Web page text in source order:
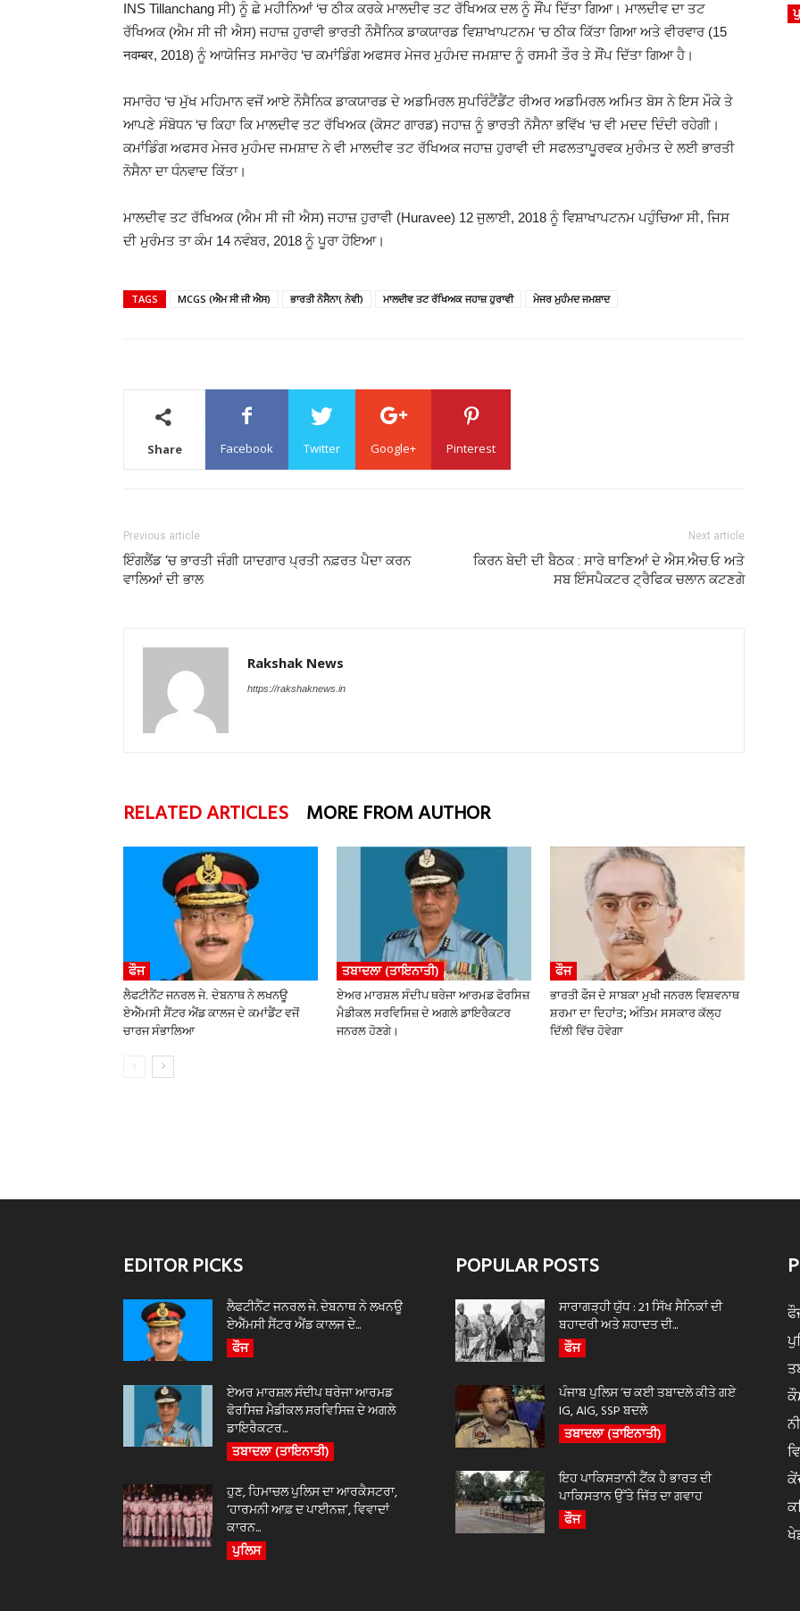
INS Tillanchang ਸੀ) ਨੂੰ ਛੇ ਮਹੀਨਿਆਂ ‘ਚ ਠੀਕ ਕਰਕੇ ਮਾਲਦੀਵ ਤਟ ਰੱਖਿਅਕ ਦਲ ਨੂੰ ਸੌਂਪ ਦਿੱਤਾ ਗਿਆ। ਮਾਲਦੀਵ ਦਾ ਤਟ
ਰੱਖਿਅਕ (ਐਮ ਸੀ ਜੀ ਐਸ) ਜਹਾਜ਼ ਹੁਰਾਵੀ ਭਾਰਤੀ ਨੌਸੈਨਿਕ ਡਾਕਯਾਰਡ ਵਿਸ਼ਾਖਾਪਟਨਮ ‘ਚ ਠੀਕ ਕਿੱਤਾ ਗਿਆ ਅਤੇ ਵੀਰਵਾਰ (15
नवम्बर, 2018) ਨੂੰ ਆਯੋਜਿਤ ਸਮਾਰੋਹ ‘ਚ ਕਮਾਂਡਿੰਗ ਅਫਸਰ ਮੇਜਰ ਮੁਹੰਮਦ ਜਮਸ਼ਾਦ ਨੂੰ ਰਸਮੀ ਤੌਰ ਤੇ ਸੌਂਪ ਦਿੱਤਾ ਗਿਆ ਹੈ।
ਸਮਾਰੋਹ ‘ਚ ਮੁੱਖ ਮਹਿਮਾਨ ਵਜੋਂ ਆਏ ਨੌਸੈਨਿਕ ਡਾਕਯਾਰਡ ਦੇ ਅਡਮਿਰਲ ਸੁਪਰਿੰਟੈਂਡੈਂਟ ਰੀਅਰ ਅਡਮਿਰਲ ਅਮਿਤ ਬੋਸ ਨੇ ਇਸ ਮੌਕੇ ਤੇ
ਆਪਣੇ ਸੰਬੋਧਨ ‘ਚ ਕਿਹਾ ਕਿ ਮਾਲਦੀਵ ਤਟ ਰੱਖਿਅਕ (ਕੋਸਟ ਗਾਰਡ) ਜਹਾਜ਼ ਨੂੰ ਭਾਰਤੀ ਨੋਸੈਨਾ ਭਵਿੱਖ ‘ਚ ਵੀ ਮਦਦ ਦਿੰਦੀ ਰਹੇਗੀ।
ਕਮਾਂਡਿੰਗ ਅਫਸਰ ਮੇਜਰ ਮੁਹੰਮਦ ਜਮਸ਼ਾਦ ਨੇ ਵੀ ਮਾਲਦੀਵ ਤਟ ਰੱਖਿਅਕ ਜਹਾਜ਼ ਹੁਰਾਵੀ ਦੀ ਸਫਲਤਾਪੂਰਵਕ ਮੁਰੰਮਤ ਦੇ ਲਈ ਭਾਰਤੀ
ਨੋਸੈਨਾ ਦਾ ਧੰਨਵਾਦ ਕਿੱਤਾ।
ਮਾਲਦੀਵ ਤਟ ਰੱਖਿਅਕ (ਐਮ ਸੀ ਜੀ ਐਸ) ਜਹਾਜ਼ ਹੁਰਾਵੀ (Huravee) 12 ਜੁਲਾਈ, 2018 ਨੂੰ ਵਿਸ਼ਾਖਾਪਟਨਮ ਪਹੁੰਚਿਆ ਸੀ, ਜਿਸ
ਦੀ ਮੁਰੰਮਤ ਤਾ ਕੰਮ 14 ਨਵੰਬਰ, 2018 ਨੂੰ ਪੂਰਾ ਹੋਇਆ।
TAGS MCGS (ਐਮ ਸੀ ਜੀ ਐਸ) ਭਾਰਤੀ ਨੋਸੈਨਾ( ਨੇਵੀ) ਮਾਲਦੀਵ ਤਟ ਰੱਖਿਅਕ ਜਹਾਜ਼ ਹੁਰਾਵੀ ਮੇਜਰ ਮੁਹੰਮਦ ਜਮਸ਼ਾਦ
Share Facebook Twitter Google+ Pinterest
Previous article
ਇੰਗਲੈਂਡ ‘ਚ ਭਾਰਤੀ ਜੰਗੀ ਯਾਦਗਾਰ ਪ੍ਰਤੀ ਨਫ਼ਰਤ ਪੈਦਾ ਕਰਨ
ਵਾਲਿਆਂ ਦੀ ਭਾਲ
Next article
ਕਿਰਨ ਬੇਦੀ ਦੀ ਬੈਠਕ : ਸਾਰੇ ਥਾਣਿਆਂ ਦੇ ਐਸ.ਐਚ.ਓ ਅਤੇ
ਸਬ ਇੰਸਪੈਕਟਰ ਟ੍ਰੈਫਿਕ ਚਲਾਨ ਕਟਣਗੇ
Rakshak News
https://rakshaknews.in
RELATED ARTICLES MORE FROM AUTHOR
ਫੌਜ
ਲੈਫਟੀਨੈਂਟ ਜਨਰਲ ਜੇ. ਦੇਬਨਾਥ ਨੇ ਲਖਨਊ
ਏਐੱਮਸੀ ਸੈਂਟਰ ਐਂਡ ਕਾਲਜ ਦੇ ਕਮਾਂਡੈਂਟ ਵਜੋਂ
ਚਾਰਜ ਸੰਭਾਲਿਆ
ਤਬਾਦਲਾ (ਤਾਇਨਾਤੀ)
ਏਅਰ ਮਾਰਸ਼ਲ ਸੰਦੀਪ ਥਰੇਜਾ ਆਰਮਡ ਫੋਰਸਿਜ਼
ਮੈਡੀਕਲ ਸਰਵਿਸਿਜ਼ ਦੇ ਅਗਲੇ ਡਾਇਰੈਕਟਰ
ਜਨਰਲ ਹੋਣਗੇ।
ਫੌਜ
ਭਾਰਤੀ ਫੌਜ ਦੇ ਸਾਬਕਾ ਮੁਖੀ ਜਨਰਲ ਵਿਸ਼ਵਨਾਥ
ਸ਼ਰਮਾ ਦਾ ਦਿਹਾਂਤ; ਅੰਤਿਮ ਸਸਕਾਰ ਕੱਲ੍ਹ
ਦਿੱਲੀ ਵਿੱਚ ਹੋਵੇਗਾ
EDITOR PICKS
ਲੈਫਟੀਨੈਂਟ ਜਨਰਲ ਜੇ. ਦੇਬਨਾਥ ਨੇ ਲਖਨਊ
ਏਐੱਮਸੀ ਸੈਂਟਰ ਐਂਡ ਕਾਲਜ ਦੇ...
ਫੌਜ
ਏਅਰ ਮਾਰਸ਼ਲ ਸੰਦੀਪ ਥਰੇਜਾ ਆਰਮਡ
ਫੋਰਸਿਜ਼ ਮੈਡੀਕਲ ਸਰਵਿਸਿਜ਼ ਦੇ ਅਗਲੇ
ਡਾਇਰੈਕਟਰ...
ਤਬਾਦਲਾ (ਤਾਇਨਾਤੀ)
ਹੁਣ, ਹਿਮਾਚਲ ਪੁਲਿਸ ਦਾ ਆਰਕੈਸਟਰਾ,
‘ਹਾਰਮਨੀ ਆਫ਼ ਦ ਪਾਈਨਜ਼’, ਵਿਵਾਦਾਂ
ਕਾਰਨ...
ਪੁਲਿਸ
POPULAR POSTS
ਸਾਰਾਗੜ੍ਹੀ ਯੁੱਧ : 21 ਸਿੱਖ ਸੈਨਿਕਾਂ ਦੀ
ਬਹਾਦਰੀ ਅਤੇ ਸ਼ਹਾਦਤ ਦੀ...
ਫੌਜ
ਪੰਜਾਬ ਪੁਲਿਸ ‘ਚ ਕਈ ਤਬਾਦਲੇ ਕੀਤੇ ਗਏ
IG, AIG, SSP ਬਦਲੇ
ਤਬਾਦਲਾ (ਤਾਇਨਾਤੀ)
ਇਹ ਪਾਕਿਸਤਾਨੀ ਟੈਂਕ ਹੈ ਭਾਰਤ ਦੀ
ਪਾਕਿਸਤਾਨ ਉੱਤੇ ਜਿੱਤ ਦਾ ਗਵਾਹ
ਫੌਜ